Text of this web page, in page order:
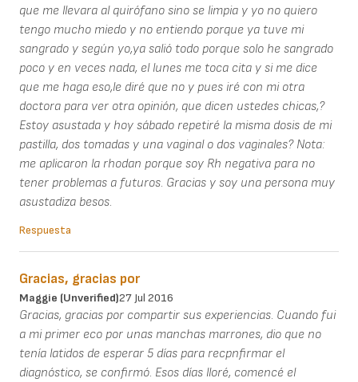
que me llevara al quirófano sino se limpia y yo no quiero
tengo mucho miedo y no entiendo porque ya tuve mi
sangrado y según yo,ya salió todo porque solo he sangrado
poco y en veces nada, el lunes me toca cita y si me dice
que me haga eso,le diré que no y pues iré con mi otra
doctora para ver otra opinión, que dicen ustedes chicas,?
Estoy asustada y hoy sábado repetiré la misma dosis de mi
pastilla, dos tomadas y una vaginal o dos vaginales? Nota:
me aplicaron la rhodan porque soy Rh negativa para no
tener problemas a futuros. Gracias y soy una persona muy
asustadiza besos.
Respuesta
Gracias, gracias por
Maggie (unverified)27 Jul 2016
Gracias, gracias por compartir sus experiencias. Cuando fui
a mi primer eco por unas manchas marrones, dio que no
tenía latidos de esperar 5 días para recpnfirmar el
diagnóstico, se confirmó. Esos días lloré, comencé el